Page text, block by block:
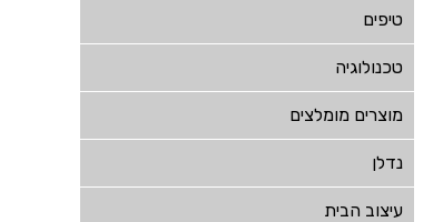
טיפים
טכנולוגיה
מוצרים מומלצים
נדלן
עיצוב הבית